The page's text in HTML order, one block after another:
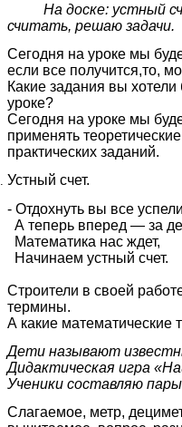
На доске: устный
считать, решаю задачи.
Сегодня на уроке мы
если все получится,то,
Какие задания вы
уроке?
Сегодня на уроке мы
применять
практических заданий.
Устный счет.
- Отдохнуть вы все
А теперь вперед — за
Математика нас ждет,
Начинаем устный счет.
Строители в своей
термины.
А какие
Дети называют
Дидактическая игра
Ученики составляю
Слагаемое, метр,